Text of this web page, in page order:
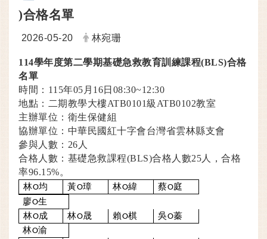
)合格名單
日期：
2026-05-20 發布者：
林宛珊
114學年度第二學期基礎急救教育訓練課程(BLS)合格
名單
時間：115年05月16日08:30~12:30
地點：二期教學大樓ATB0101級ATB0102教室
主辦單位：衛生保健組
協辦單位：中華民國紅十字會台灣省雲林縣支會
參與人數：26人
合格人數：基礎急救課程(BLS)合格人數25人，合格
率96.15%。
林O均 黃O璋 林O緯 蔡O庭
廖O生
林O成 林O晟 賴O棋 吳O蓁
林O渝